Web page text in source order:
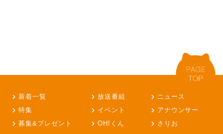
新着一覧 放送番組
ニュース
特集
イベント
アナウンサー
募集&プレゼント
OH!くん さりお